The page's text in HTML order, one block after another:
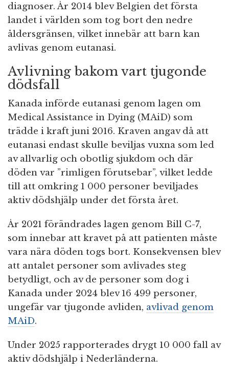
diagnoser. År 2014 blev Belgien det första
landet i världen som tog bort den nedre
åldersgränsen, vilket innebär att barn kan
avlivas genom eutanasi.
Avlivning bakom vart tjugonde
dödsfall
Kanada införde eutanasi genom lagen om
Medical Assistance in Dying (MAiD) som
trädde i kraft juni 2016. Kraven angav då att
eutanasi endast skulle beviljas vuxna som led
av allvarlig och obotlig sjukdom och där
döden var ”rimligen förutsebar”, vilket ledde
till att omkring 1 000 personer beviljades
aktiv dödshjälp under det första året.
År 2021 förändrades lagen genom Bill C-7,
som innebar att kravet på att patienten måste
vara nära döden togs bort. Konsekvensen blev
att antalet personer som avlivades steg
betydligt, och av de personer som dog i
Kanada under 2024 blev 16 499 personer,
ungefär var tjugonde avliden, avlivad genom
MAiD.
Under 2025 rapporterades drygt 10 000 fall av
aktiv dödshjälp i Nederländerna.